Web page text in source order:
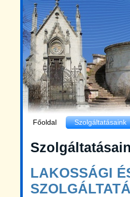
Főoldal Szolgáltatásaink
LAKOSSÁGI